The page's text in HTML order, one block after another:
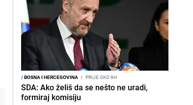
/BOSNA I HERCEGOVINA I PRIJE OKO 9H
SDA: Ako želiš da se nešto ne uradi,
formiraj komisiju